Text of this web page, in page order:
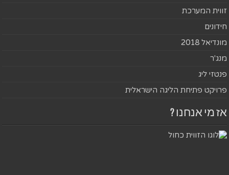
זווית המערכת
חידונים
מונדיאל 2018
מנג'ר
פנטזי ליג
פרויקט פתיחת הליגה הישראלית
אז מי אנחנו ?